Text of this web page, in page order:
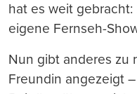
hat es weit
eigene Fernseh-
Nun gibt anderes zu
Freundin angezeigt